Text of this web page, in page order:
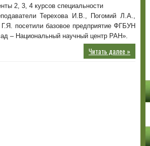
2, 3, 4 курсов специальности
Терехова И.В., Погомий Л.А.,
посетили базовое предприятие ФГБУН
– Национальный научный центр РАН».
Читать далее »